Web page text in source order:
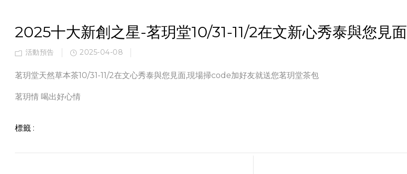
2025十大新創之星-茗玥堂10/31-11/2在文新心秀泰與您見面
活動預告 2025-04-08
茗玥堂天然草本茶10/31-11/2在文心秀泰與您見面,現場掃code加好友就送您茗玥堂茶包
茗玥情 喝出好心情
標籤 :